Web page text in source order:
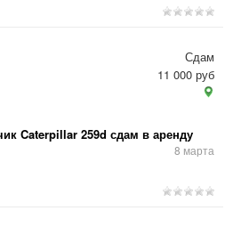
Caterpillar 259d сдам в аренду
8 марта
Сдам
11 000 руб